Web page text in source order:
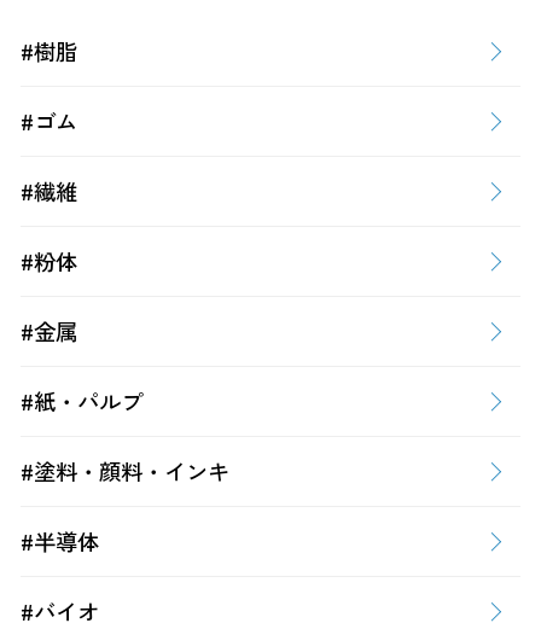
#樹脂
#ゴム
#繊維
#粉体
#金属
#紙・パルプ
#塗料・顔料・インキ
#半導体
#バイオ